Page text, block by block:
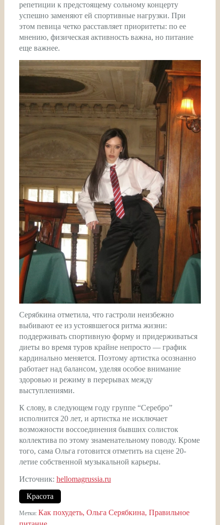
репетиции к предстоящему сольному концерту
успешно заменяют ей спортивные нагрузки. При
этом певица четко расставляет приоритеты: по ее
мнению, физическая активность важна, но питание
еще важнее.
Серябкина отметила, что гастроли неизбежно
выбивают ее из устоявшегося ритма жизни:
поддерживать спортивную форму и придерживаться
диеты во время туров крайне непросто — график
кардинально меняется. Поэтому артистка осознанно
работает над балансом, уделяя особое внимание
здоровью и режиму в перерывах между
выступлениями.
К слову, в следующем году группе “Серебро”
исполнится 20 лет, и артистка не исключает
возможности воссоединения бывших солисток
коллектива по этому знаменательному поводу. Кроме
того, сама Ольга готовится отметить на сцене 20-
летие собственной музыкальной карьеры.
Источник: hellomagrussia.ru
Красота
Метки: Как похудеть Ольга Серябкина Правильное